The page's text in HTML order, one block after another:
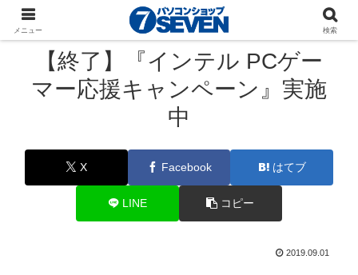
パソコンショップSEVEN ニュース キャンペーン
【終了】『インテル PCゲー
マー応援キャンペーン』実施
中
X Facebook はてブ
LINE コピー
2019.09.01
メニュー 検索